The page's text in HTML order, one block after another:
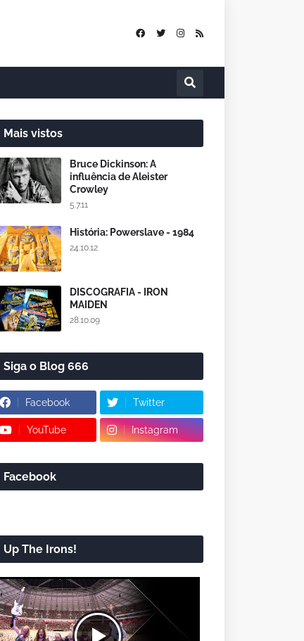
Mais vistos
Bruce Dickinson: A
influência de Aleister
Crowley
5.7.11
História: Powerslave - 1984
24.10.12
DISCOGRAFIA - IRON
MAIDEN
28.10.09
Siga o Blog 666
Facebook Twitter
YouTube Instagram
Facebook
Up The Irons!